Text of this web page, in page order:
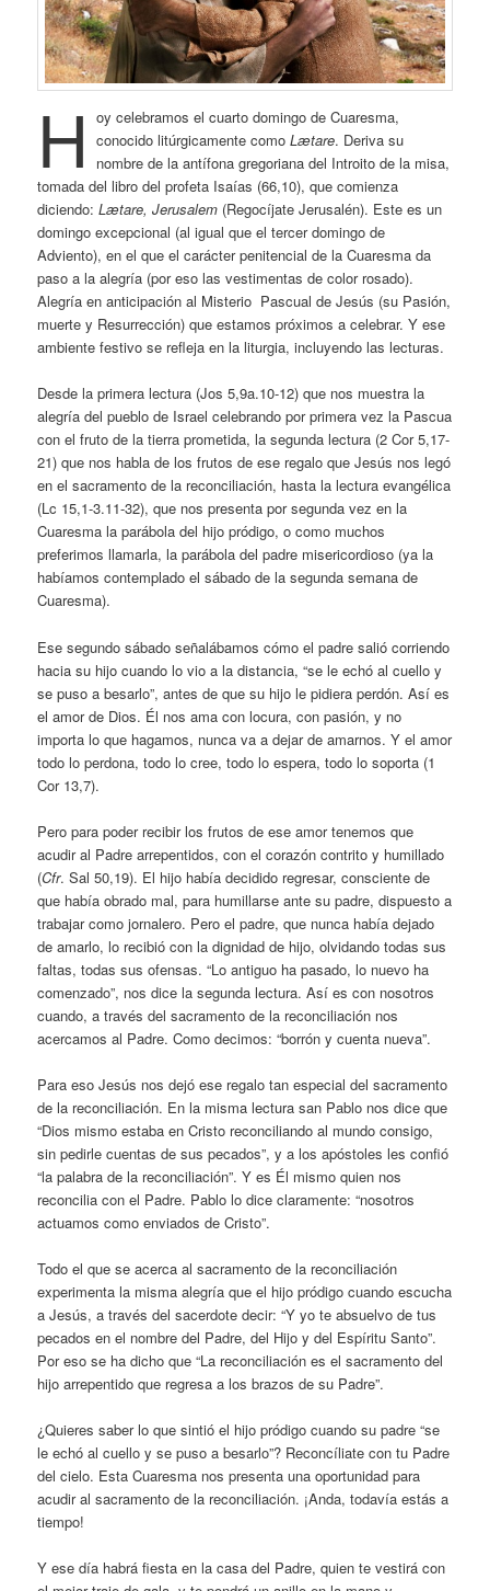
H
oy celebramos el cuarto domingo de Cuaresma,
conocido litúrgicamente como Lætare. Deriva su
nombre de la antífona gregoriana del Introito de la misa,
tomada del libro del profeta Isaías (66,10), que comienza
diciendo:Lætare, Jerusalem (Regocíjate Jerusalén). Este es un
domingo excepcional (al igual que el tercer domingo de
Adviento), en el que el carácter penitencial de la Cuaresma da
paso a la alegría (por eso las vestimentas de color rosado).
Alegría en anticipación al Misterio Pascual de Jesús (su Pasión,
muerte y Resurrección) que estamos próximos a celebrar. Y ese
ambiente festivo se refleja en la liturgia, incluyendo las lecturas.
Desde la primera lectura (Jos 5,9a.10-12) que nos muestra la
alegría del pueblo de Israel celebrando por primera vez la Pascua
con el fruto de la tierra prometida, la segunda lectura (2 Cor 5,17-
21) que nos habla de los frutos de ese regalo que Jesús nos legó
en el sacramento de la reconciliación, hasta la lectura evangélica
(Lc 15,1-3.11-32), que nos presenta por segunda vez en la
Cuaresma la parábola del hijo pródigo, o como muchos
preferimos llamarla, la parábola del padre misericordioso (ya la
habíamos contemplado el sábado de la segunda semana de
Cuaresma).
Ese segundo sábado señalábamos cómo el padre salió corriendo
hacia su hijo cuando lo vio a la distancia, “se le echó al cuello y
se puso a besarlo”, antes de que su hijo le pidiera perdón. Así es
el amor de Dios. Él nos ama con locura, con pasión, y no
importa lo que hagamos, nunca va a dejar de amarnos. Y el amor
todo lo perdona, todo lo cree, todo lo espera, todo lo soporta (1
Cor 13,7).
Pero para poder recibir los frutos de ese amor tenemos que
acudir al Padre arrepentidos, con el corazón contrito y humillado
(Cfr. Sal 50,19). El hijo había decidido regresar, consciente de
que había obrado mal, para humillarse ante su padre, dispuesto a
trabajar como jornalero. Pero el padre, que nunca había dejado
de amarlo, lo recibió con la dignidad de hijo, olvidando todas sus
faltas, todas sus ofensas. “Lo antiguo ha pasado, lo nuevo ha
comenzado”, nos dice la segunda lectura. Así es con nosotros
cuando, a través del sacramento de la reconciliación nos
acercamos al Padre. Como decimos: “borrón y cuenta nueva”.
Para eso Jesús nos dejó ese regalo tan especial del sacramento
de la reconciliación. En la misma lectura san Pablo nos dice que
“Dios mismo estaba en Cristo reconciliando al mundo consigo,
sin pedirle cuentas de sus pecados”, y a los apóstoles les confió
“la palabra de la reconciliación”. Y es Él mismo quien nos
reconcilia con el Padre. Pablo lo dice claramente: “nosotros
actuamos como enviados de Cristo”.
Todo el que se acerca al sacramento de la reconciliación
experimenta la misma alegría que el hijo pródigo cuando escucha
a Jesús, a través del sacerdote decir: “Y yo te absuelvo de tus
pecados en el nombre del Padre, del Hijo y del Espíritu Santo”.
Por eso se ha dicho que “La reconciliación es el sacramento del
hijo arrepentido que regresa a los brazos de su Padre”.
¿Quieres saber lo que sintió el hijo pródigo cuando su padre “se
le echó al cuello y se puso a besarlo”? Reconcíliate con tu Padre
del cielo. Esta Cuaresma nos presenta una oportunidad para
acudir al sacramento de la reconciliación. ¡Anda, todavía estás a
tiempo!
Y ese día habrá fiesta en la casa del Padre, quien te vestirá con